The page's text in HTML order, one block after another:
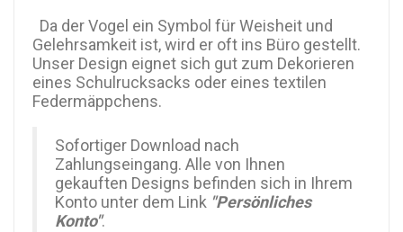
Da der Vogel ein Symbol für Weisheit und
Gelehrsamkeit ist, wird er oft ins Büro gestellt.
Unser Design eignet sich gut zum Dekorieren
eines Schulrucksacks oder eines textilen
Federmäppchens.
Sofortiger Download nach
Zahlungseingang. Alle von Ihnen
gekauften Designs befinden sich in Ihrem
Konto unter dem Link "Persönliches
Konto".